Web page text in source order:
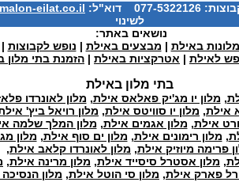
eilat.co.il
לשינוי
נושאים באתר:
מלונות באילת | מבצעים באילת | נופש לקבוצות |
לאילת | אטרקציות באילת | הזמנת בתי מלון
בתי מלון באילת
, מלון יו מג'יק פאלאס אילת, מלון לאונרדו
אילת, מלון יו סוויטס אילת, מלון רויאל ביץ'
אילת, מלון אגמים אילת, מלון המלך שלמה
, מלון רימונים אילת, מלון ים סוף אילת, מלון
פרימה מיוזיק אילת, מלון לאונרדו קלאב אילת,
, מלון אסטרל סיסייד אילת, מלון מרינה אילת,
פארק אילת, מלון סי הוטל אילת, מלון